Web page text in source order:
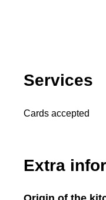
Services
Cards accepted
Extra